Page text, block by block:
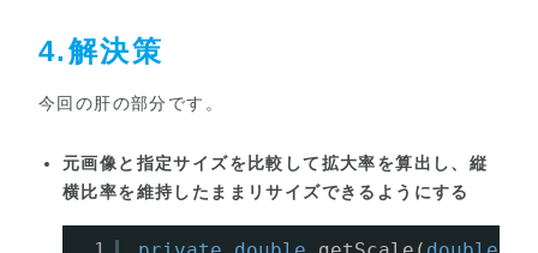
4.解決策
今回の肝の部分です。
元画像と指定サイズを比較して拡大率を算出し、縦
横比率を維持したままリサイズできるようにする